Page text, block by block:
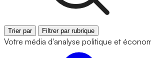
Trier par Filtrer par rubrique
Votre média d'analyse politique et